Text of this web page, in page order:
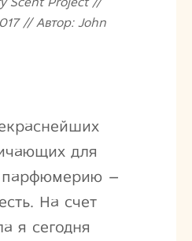
// Автор: John
для
–
На счет
я сегодня